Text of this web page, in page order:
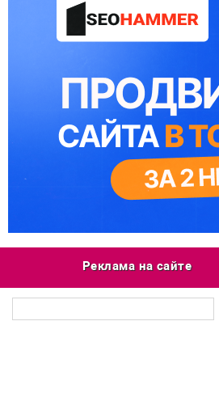
Реклама на сайте